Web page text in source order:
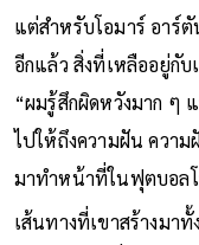
แต่สำหรับโอมาร์ อาร์
อีกแล้ว สิ่งที่เหลืออยู่กับ
“ผมรู้สึกผิดหวังมาก ๆ
ไปให้ถึงความฝัน ควา
มาทำหน้าที่ในฟุตบอล
เส้นทางที่เขาสร้างมา